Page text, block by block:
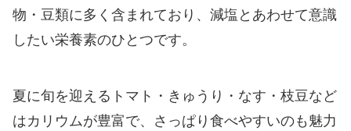
物・豆類に多く含まれており、減塩とあわせて意識
したい栄養素のひとつです。
夏に旬を迎えるトマト・きゅうり・なす・枝豆など
はカリウムが豊富で、さっぱり食べやすいのも魅力